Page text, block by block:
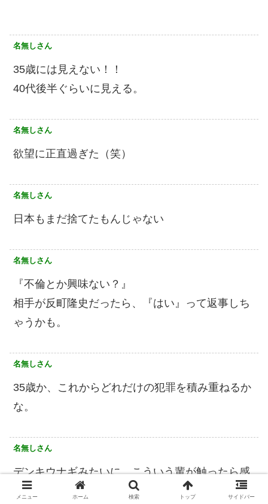
名無しさん
35歳には見えない！！
40代後半ぐらいに見える。
名無しさん
欲望に正直過ぎた（笑）
名無しさん
日本もまだ捨てたもんじゃない
名無しさん
『不倫とか興味ない？』
相手が反町隆史だったら、『はい』って返事しち
ゃうかも。
名無しさん
35歳か、これからどれだけの犯罪を積み重ねるか
な。
名無しさん
デンキウナギみたいに、こういう輩が触ったら感
電出来たら良いいいのにな
メニュー ホーム 検索 トップ サイドバー